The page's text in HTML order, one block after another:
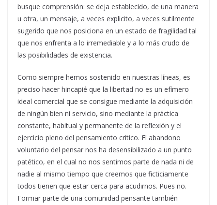
busque comprensión: se deja establecido, de una manera
u otra, un mensaje, a veces explicito, a veces sutilmente
sugerido que nos posiciona en un estado de fragilidad tal
que nos enfrenta a lo irremediable y a lo más crudo de
las posibilidades de existencia.
Como siempre hemos sostenido en nuestras líneas, es
preciso hacer hincapié que la libertad no es un efímero
ideal comercial que se consigue mediante la adquisición
de ningún bien ni servicio, sino mediante la práctica
constante, habitual y permanente de la reflexión y el
ejercicio pleno del pensamiento crítico. El abandono
voluntario del pensar nos ha desensibilizado a un punto
patético, en el cual no nos sentimos parte de nada ni de
nadie al mismo tiempo que creemos que ficticiamente
todos tienen que estar cerca para acudirnos. Pues no.
Formar parte de una comunidad pensante también